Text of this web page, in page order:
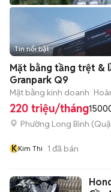
Tin nổi bật
Mặt bằng tầng trệt & lầu một tòa nhà đối diện Vinhome
Granpark Q9
Mặt bằng kinh doanh
220 triệu/tháng
Phường Long Bình
KKim Thi 1 đã bán